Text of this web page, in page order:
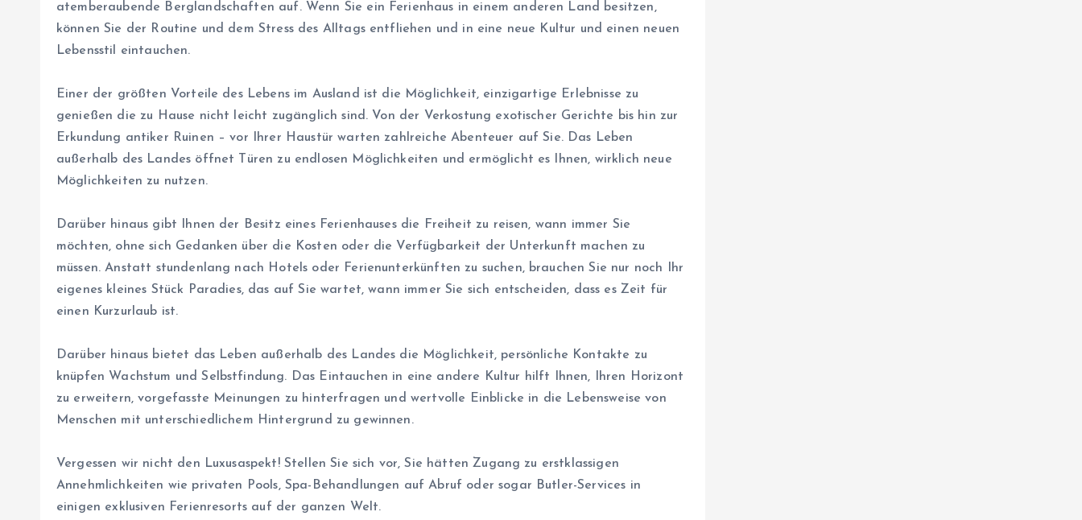
atemberaubende Berglandschaften auf. Wenn Sie ein Ferienhaus in einem anderen Land besitzen,
können Sie der Routine und dem Stress des Alltags entfliehen und in eine neue Kultur und einen neuen
Lebensstil eintauchen.
Einer der größten Vorteile des Lebens im Ausland ist die Möglichkeit, einzigartige Erlebnisse zu
genießen die zu Hause nicht leicht zugänglich sind. Von der Verkostung exotischer Gerichte bis hin zur
Erkundung antiker Ruinen – vor Ihrer Haustür warten zahlreiche Abenteuer auf Sie. Das Leben
außerhalb des Landes öffnet Türen zu endlosen Möglichkeiten und ermöglicht es Ihnen, wirklich neue
Möglichkeiten zu nutzen.
Darüber hinaus gibt Ihnen der Besitz eines Ferienhauses die Freiheit zu reisen, wann immer Sie
möchten, ohne sich Gedanken über die Kosten oder die Verfügbarkeit der Unterkunft machen zu
müssen. Anstatt stundenlang nach Hotels oder Ferienunterkünften zu suchen, brauchen Sie nur noch Ihr
eigenes kleines Stück Paradies, das auf Sie wartet, wann immer Sie sich entscheiden, dass es Zeit für
einen Kurzurlaub ist.
Darüber hinaus bietet das Leben außerhalb des Landes die Möglichkeit, persönliche Kontakte zu
knüpfen Wachstum und Selbstfindung. Das Eintauchen in eine andere Kultur hilft Ihnen, Ihren Horizont
zu erweitern, vorgefasste Meinungen zu hinterfragen und wertvolle Einblicke in die Lebensweise von
Menschen mit unterschiedlichem Hintergrund zu gewinnen.
Vergessen wir nicht den Luxusaspekt! Stellen Sie sich vor, Sie hätten Zugang zu erstklassigen
Annehmlichkeiten wie privaten Pools, Spa-Behandlungen auf Abruf oder sogar Butler-Services in
einigen exklusiven Ferienresorts auf der ganzen Welt.